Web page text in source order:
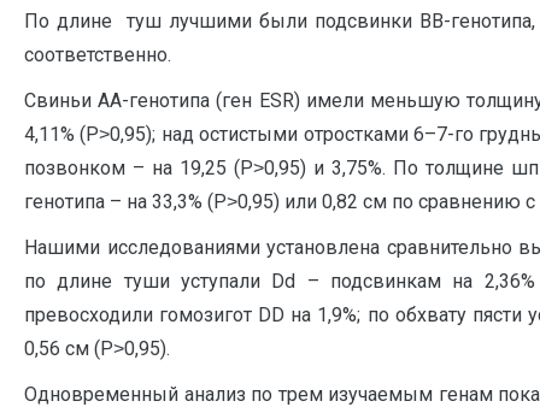
По длине туш лучшими были подсвинки ВВ-генотипа,
соответственно.
Свиньи АА-генотипа (ген ESR) имели меньшую
4,11% (Р˃0,95); над остистыми отростками 6–7-го
позвонком – на 19,25 (Р˃0,95) и 3,75%. По толщине
генотипа – на 33,3% (Р˃0,95) или 0,82 см по сравнению
Нашими исследованиями установлена сравнительно
по длине туши уступали Dd – подсвинкам на
превосходили гомозигот DD на 1,9%; по обхвату
0,56 см (Р˃0,95).
Одновременный анализ по трем изучаемым генам